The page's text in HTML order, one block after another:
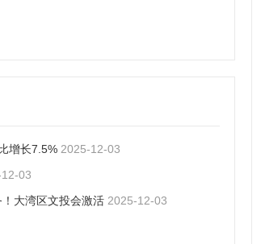
增长7.5% 2025-12-03
03
大湾区文投会激活 2025-12-03